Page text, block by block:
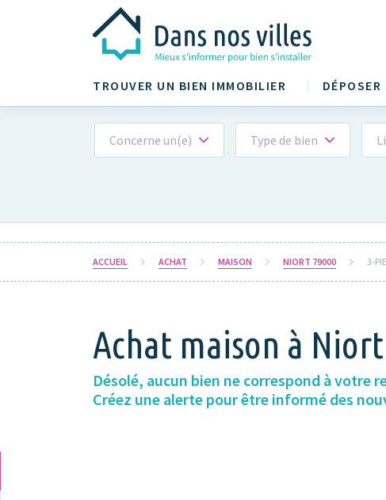
TROUVER UN BIEN IMMOBILIER
Concerne un(e) Type de bien
ACCUEIL ACHAT MAISON NIORT 79000 3-
Achat maison à
Désolé, aucun bien ne correspond à votre
Créez une alerte pour être informé des